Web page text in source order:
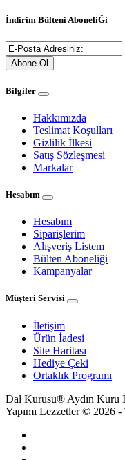
İndirim Bülteni AboneliĞi
Abone Ol
Bilgiler
Hakkımızda
Teslimat Koşulları
Gizlilik İlkesi
Satış Sözleşmesi
Markalar
Hesabım
Hesabım
Siparişlerim
Alışveriş Listem
Bülten Aboneliği
Kampanyalar
Müşteri Servisi
İletişim
Ürün İadesi
Site Haritası
Hediye Çeki
Ortaklık Programı
Dal Kurusu® Aydın Kuru
Yapımı Lezzetler © 2026 -